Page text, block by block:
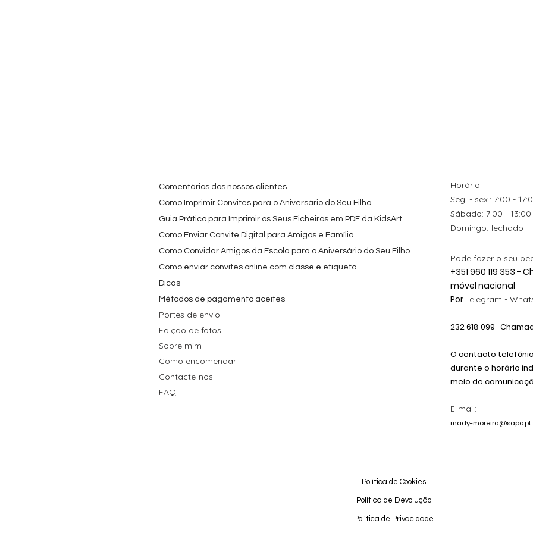
Comentários dos nossos clientes
Como Imprimir Convites para o Aniversário do Seu Filho
Guia Prático para Imprimir os Seus Ficheiros em PDF da KidsArt
Como Enviar Convite Digital para Amigos e Família
Como Convidar Amigos da Escola para o Aniversário do Seu Filho
Como enviar convites online com classe e etiqueta
Dicas
Métodos de pagamento aceites
Portes de envio
Edição de fotos
Sobre mim
Como encomendar
Contacte-nos
FAQ
Horário:
Seg. - sex.: 7:00 -
​​Sábado: 7:00 - 13:00
​Domingo: fechado
Pode fazer o seu
+351 960 119 353 -
móvel nacional
PorTelegram -
232 618 099-
O contacto
durante o horário
meio de
E-mail:
mady-moreira@sapo.pt
Política de Cookies
Política de Devolução
Política de Privacidade